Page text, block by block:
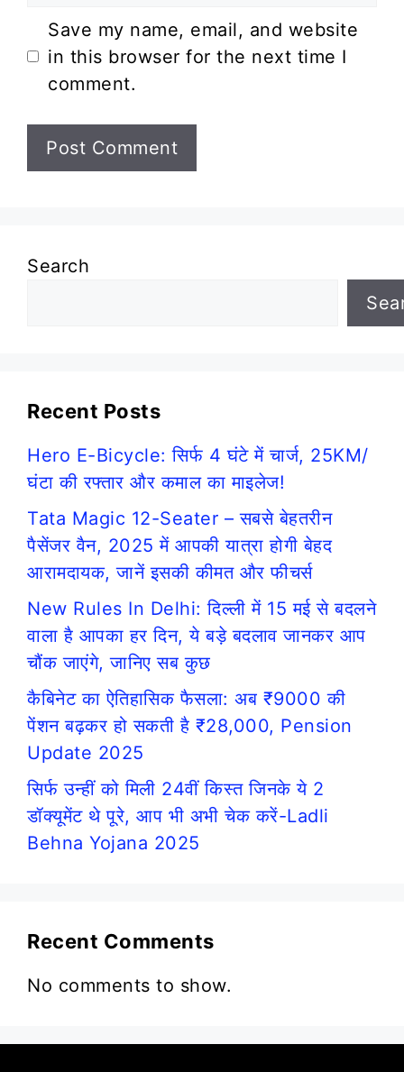
Website
Save my name, email, and website
in this browser for the next time I
comment.
Search
Recent Posts
Hero E-Bicycle: सिर्फ 4 घंटे में चार्ज, 25KM/
घंटा की रफ्तार और कमाल का माइलेज!
Tata Magic 12-Seater – सबसे बेहतरीन
पैसेंजर वैन, 2025 में आपकी यात्रा होगी बेहद
आरामदायक, जानें इसकी कीमत और फीचर्स
New Rules In Delhi: दिल्ली में 15 मई से बदलने
वाला है आपका हर दिन, ये बड़े बदलाव जानकर आप
चौंक जाएंगे, जानिए सब कुछ
कैबिनेट का ऐतिहासिक फैसला: अब ₹9000 की
पेंशन बढ़कर हो सकती है ₹28,000, Pension
Update 2025
सिर्फ उन्हीं को मिली 24वीं किस्त जिनके ये 2
डॉक्यूमेंट थे पूरे, आप भी अभी चेक करें-Ladli
Behna Yojana 2025
Recent Comments
No comments to show.